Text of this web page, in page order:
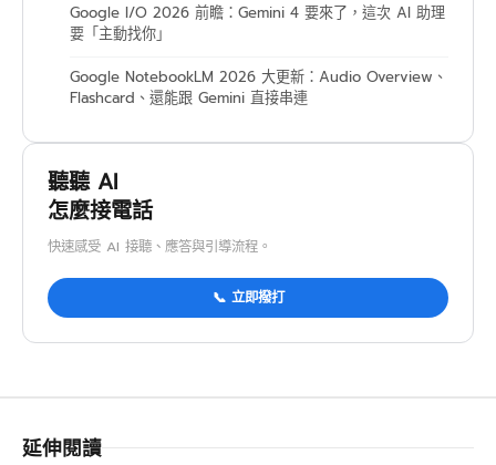
Google I/O 2026 前瞻：Gemini 4 要來了，這次 AI 助理
要「主動找你」
Google NotebookLM 2026 大更新：Audio Overview、
Flashcard、還能跟 Gemini 直接串連
聽聽 AI
怎麼接電話
快速感受 AI 接聽、應答與引導流程。
📞 立即撥打
延伸閱讀